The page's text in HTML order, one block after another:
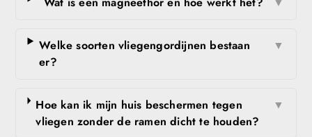
Welke soorten vliegengordijnen bestaan
er?
▼
Hoe kan ik mijn huis beschermen tegen
vliegen zonder de ramen dicht te houden?
▼